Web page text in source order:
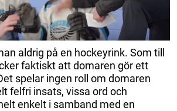
aldrig på en hockeyrink. Som till
faktiskt att domaren gör ett
spelar ingen roll om domaren
felfri insats, vissa ord och
enkelt i samband med en